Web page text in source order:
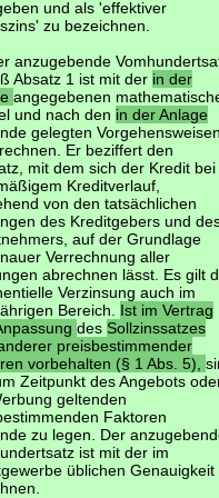
und als 'effektiver
zu bezeichnen.
anzugebende
Absatz 1 ist mit der in der
angegebenen
und nach den in der Anlage
gelegten
Er beziffert den
mit dem sich der Kredit bei
Kreditverlauf,
von den tatsächlichen
des Kreditgebers und
auf der Grundlage
Verrechnung aller
abrechnen lässt. Es gilt
Verzinsung auch im
Bereich. Ist im Vertrag
desSollzinssatzes
preisbestimmender
vorbehalten (§ 1 Abs. 5),
Zeitpunkt des Angebots
geltenden
Faktoren
zu legen. Der
ist mit der im
üblichen Genauigkeit